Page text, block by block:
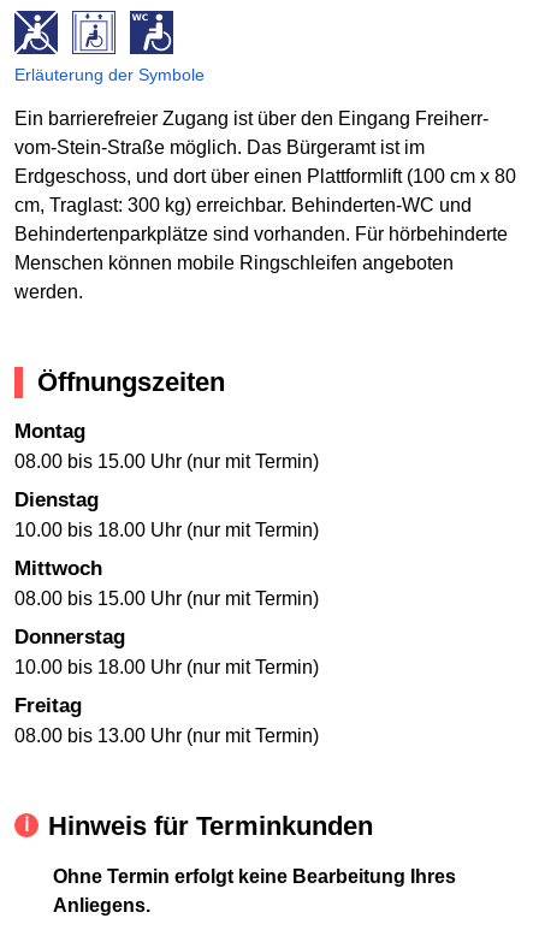
Erläuterung der Symbole
Ein barrierefreier Zugang ist über den Eingang Freiherr-
vom-Stein-Straße möglich. Das Bürgeramt ist im
Erdgeschoss, und dort über einen Plattformlift (100 cm x 80
cm, Traglast: 300 kg) erreichbar. Behinderten-WC und
Behindertenparkplätze sind vorhanden. Für hörbehinderte
Menschen können mobile Ringschleifen angeboten
werden.
Öffnungszeiten
Montag
08.00 bis 15.00 Uhr (nur mit Termin)
Dienstag
10.00 bis 18.00 Uhr (nur mit Termin)
Mittwoch
08.00 bis 15.00 Uhr (nur mit Termin)
Donnerstag
10.00 bis 18.00 Uhr (nur mit Termin)
Freitag
08.00 bis 13.00 Uhr (nur mit Termin)
Hinweis für Terminkunden
Ohne Termin erfolgt keine Bearbeitung Ihres
Anliegens.